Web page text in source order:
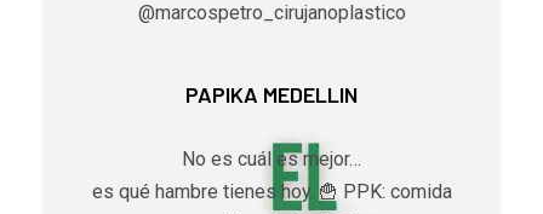
@marcospetro_cirujanoplastico
PAPIKA MEDELLIN
No es cuál es mejor…
es qué hambre tienes hoy. 🍟 PPK: comida